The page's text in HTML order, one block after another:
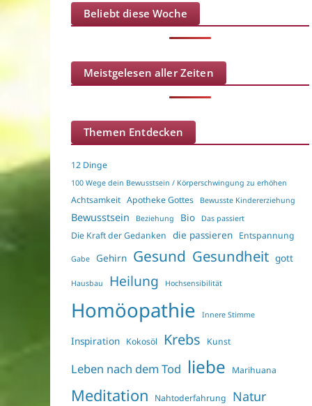
Beliebt diese Woche
Meistgelesen aller Zeiten
Themen Entdecken
12 Dinge
100 Wege dein Bewusstsein / Körperschwingung zu erhöhen
Achtsamkeit Apotheke Gottes Bewusste Kindererziehung
Bewusstsein Beziehung Bio Das passiert
Die Kraft der Gedanken die passieren Entspannung
Gabe Gehirn Gesund Gesundheit gott
Hausbau Heilung Hochsensibilität
Homöopathie Innere Stimme
Inspiration Kokosöl Krebs Kunst
Leben nach dem Tod liebe Marihuana
Meditation Nahtoderfahrung Natur